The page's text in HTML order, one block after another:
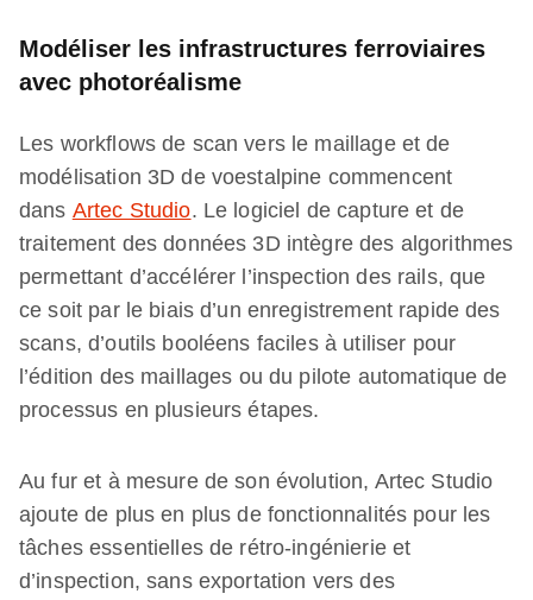
Modéliser les infrastructures ferroviaires
avec photoréalisme
Les workflows de scan vers le maillage et de
modélisation 3D de voestalpine commencent
dans Artec Studio. Le logiciel de capture et de
traitement des données 3D intègre des algorithmes
permettant d’accélérer l’inspection des rails, que
ce soit par le biais d’un enregistrement rapide des
scans, d’outils booléens faciles à utiliser pour
l’édition des maillages ou du pilote automatique de
processus en plusieurs étapes.
Au fur et à mesure de son évolution, Artec Studio
ajoute de plus en plus de fonctionnalités pour les
tâches essentielles de rétro-ingénierie et
d’inspection, sans exportation vers des